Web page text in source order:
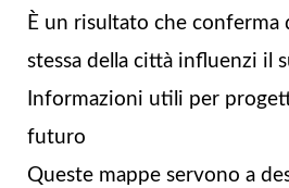
È un risultato che
stessa della città influenzi il
Informazioni utili per
futuro
Queste mappe servono a